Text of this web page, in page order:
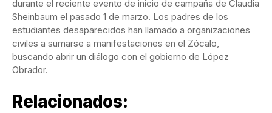
durante el reciente evento de inicio de campaña de Claudia
Sheinbaum el pasado 1 de marzo. Los padres de los
estudiantes desaparecidos han llamado a organizaciones
civiles a sumarse a manifestaciones en el Zócalo,
buscando abrir un diálogo con el gobierno de López
Obrador.
Relacionados: